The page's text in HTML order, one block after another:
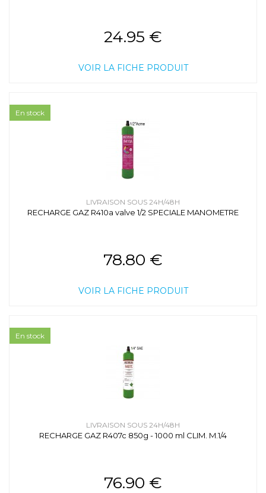
24.95 €
VOIR LA FICHE PRODUIT
LIVRAISON SOUS 24H/48H
RECHARGE GAZ R410a valve 1/2 SPECIALE MANOMETRE
78.80 €
VOIR LA FICHE PRODUIT
En stock
LIVRAISON SOUS 24H/48H
RECHARGE GAZ R407c 850g - 1000 ml CLIM. M.1/4
76.90 €
En stock